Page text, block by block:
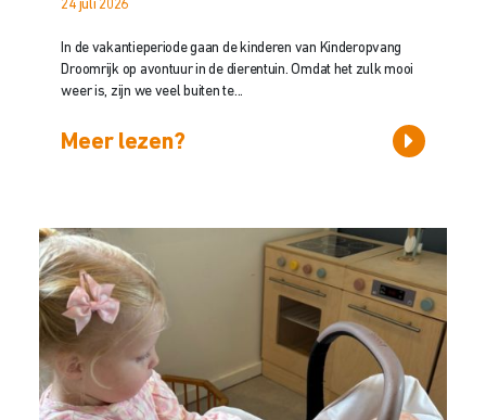
24 juli 2026
In de vakantieperiode gaan de kinderen van Kinderopvang
Droomrijk op avontuur in de dierentuin. Omdat het zulk mooi
weer is, zijn we veel buiten te...
Meer lezen?